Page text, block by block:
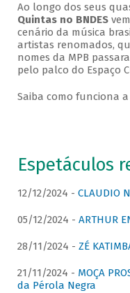
Ao longo dos seus
Quintas no BNDES
cenário da música
artistas renomados,
nomes da MPB
pelo palco do Espaço
Saiba como funciona a
Espetáculos
12/12/2024 - CLAUDIO
05/12/2024 - ARTHUR
28/11/2024 - ZÉ
21/11/2024 - MOÇA
da Pérola Negra